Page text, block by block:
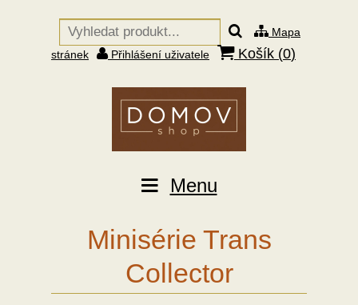
Mapa
stránek
Přihlášení uživatele Košík (0)
Menu
Minisérie Trans
Collector